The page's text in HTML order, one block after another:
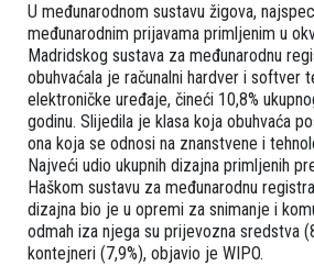
U međunarodnom sustavu žigova,
međunarodnim prijavama primljenim u
Madridskog sustava za međunarodnu
obuhvaćala je računalni hardver i softver
elektroničke uređaje, čineći 10,8%
godinu. Slijedila je klasa koja obuhvaća
ona koja se odnosi na znanstvene i
Najveći udio ukupnih dizajna primljenih
Haškom sustavu za međunarodnu
dizajna bio je u opremi za snimanje i
odmah iza njega su prijevozna sredstva
kontejneri (7,9%), objavio je WIPO.